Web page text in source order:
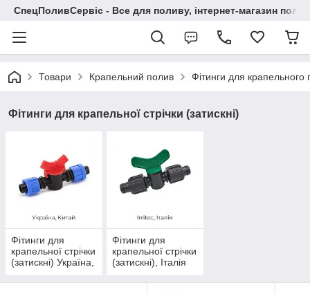
СпецПоливСервіс - Все для поливу, інтернет-магазин
Товари Крапельний полив Фітинги для крапельного
Фітинги для крапельної стрічки (затискні)
Фітинги для
крапельної стрічки
(затискні) Україна,
Фітинги для
крапельної стрічки
(затискні), Італія